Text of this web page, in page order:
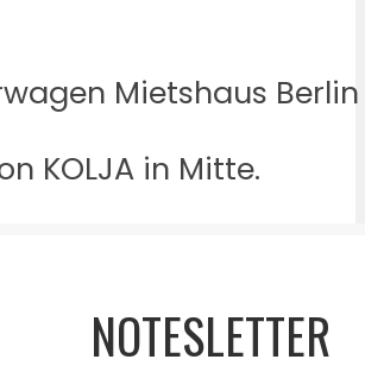
KOLJA in Mitte.
NOTESLETTER